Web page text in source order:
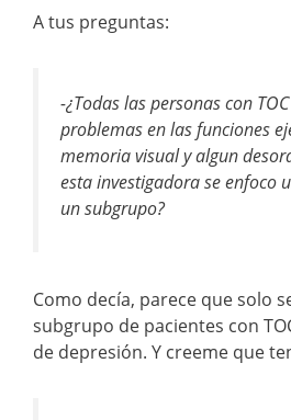
A tus preguntas:
-¿Todas las personas con
problemas en las funciones
memoria visual y algun
esta investigadora se enfoco
un subgrupo?
Como decía, parece que solo
subgrupo de pacientes con
de depresión. Y creeme que